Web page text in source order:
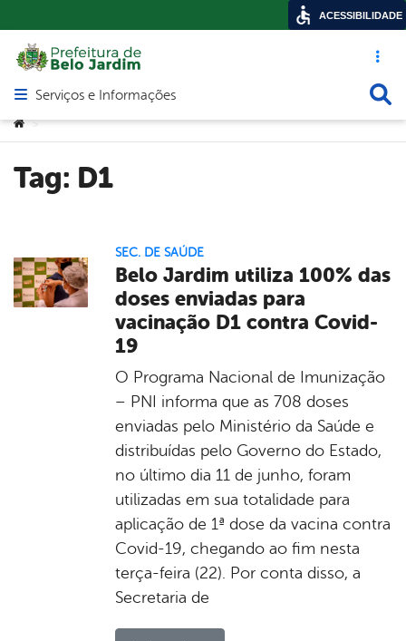
Acesso
Abrir menu principal de navegação
Serviços e Informações
Você está aqui:
>
Tag: D1
SEC. DE SAÚDE
Belo Jardim utiliza 100% das
doses enviadas para
vacinação D1 contra Covid-
19
O Programa Nacional de Imunização
– PNI informa que as 708 doses
enviadas pelo Ministério da Saúde e
distribuídas pelo Governo do Estado,
no último dia 11 de junho, foram
utilizadas em sua totalidade para
aplicação de 1ª dose da vacina contra
Covid-19, chegando ao fim nesta
terça-feira (22). Por conta disso, a
Secretaria de
ACESSIBILIDADE